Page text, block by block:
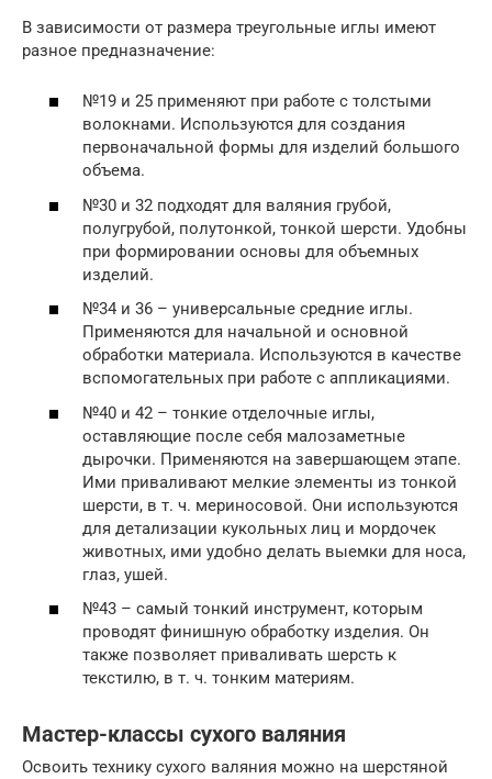
В зависимости от размера треугольные иглы имеют
разное предназначение:
№19 и 25 применяют при работе с толстыми
волокнами. Используются для создания
первоначальной формы для изделий большого
объема.
№30 и 32 подходят для валяния грубой,
полугрубой, полутонкой, тонкой шерсти. Удобны
при формировании основы для объемных
изделий.
№34 и 36 – универсальные средние иглы.
Применяются для начальной и основной
обработки материала. Используются в качестве
вспомогательных при работе с аппликациями.
№40 и 42 – тонкие отделочные иглы,
оставляющие после себя малозаметные
дырочки. Применяются на завершающем этапе.
Ими приваливают мелкие элементы из тонкой
шерсти, в т. ч. мериносовой. Они используются
для детализации кукольных лиц и мордочек
животных, ими удобно делать выемки для носа,
глаз, ушей.
№43 – самый тонкий инструмент, которым
проводят финишную обработку изделия. Он
также позволяет приваливать шерсть к
текстилю, в т. ч. тонким материям.
Мастер-классы сухого валяния
Освоить технику сухого валяния можно на шерстяной